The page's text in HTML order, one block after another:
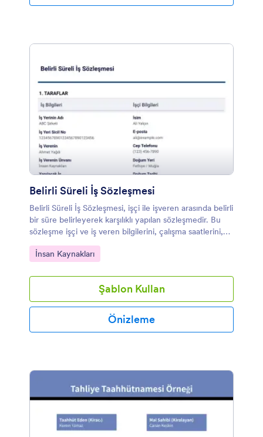
Belirli Süreli İş Sözleşmesi
Belirli Süreli İş Sözleşmesi, işçi ile işveren arasında belirli
bir süre belirleyerek karşılıklı yapılan sözleşmedir. Bu
sözleşme işçi ve iş veren bilgilerini, çalışma saatlerini,
aylık ücreti, sözleşme süresini, özel koşulları ve benzeri
bilgileri içermektedir. İlgili formu doldurduktan
kullanarak markanıza özel iş sözleşmenizi oluşturabilir
ve dilediğiniz gibi kişiselleştirebilirsiniz. Üstelik
oluşturduğunuz PDF'lerinizi Google Drive ya da
Dropbox gibi bulut depolama alanlarına anında
Kategoriye git:
İnsan Kaynakları
Şablon Kullan
Önizleme